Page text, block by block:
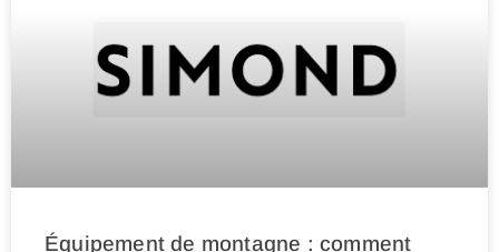
Équipement de montagne : comment